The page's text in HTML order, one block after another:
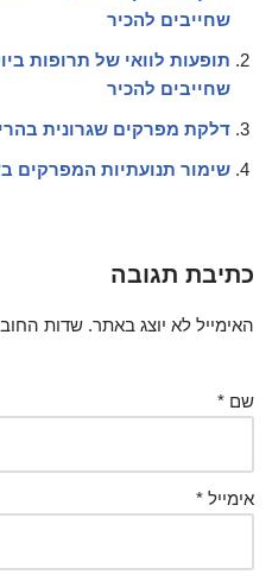
שחייבים להכיר
תופעות לוואי של תרופות
שחייבים להכיר
דלקת מפרקים שגרונית
שימור תנועתיות המפרקים
כתיבת תגובה
האימייל לא יוצג באתר. שדות
שם *
אימייל *